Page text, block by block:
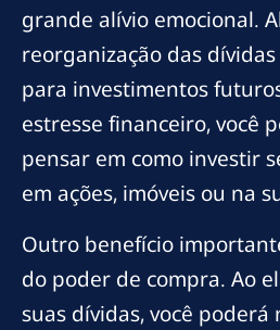
grande alívio emocional.
reorganização das
para investimentos
estresse financeiro, você
pensar em como investir
em ações, imóveis ou na
Outro benefício
do poder de compra. Ao
suas dívidas, você poderá